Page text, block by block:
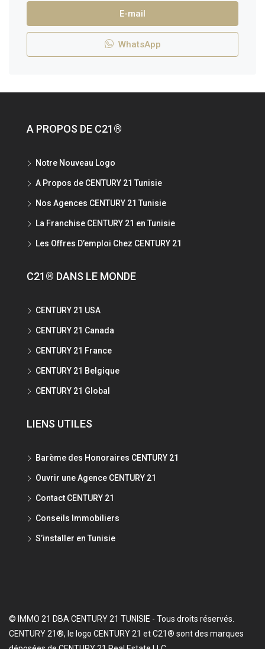
E-mail
WhatsApp
A PROPOS DE C21®
Notre Nouveau Logo
A Propos de CENTURY 21 Tunisie
Nos Agences CENTURY 21 Tunisie
La Franchise CENTURY 21 en Tunisie
Les Offres D’emploi Chez CENTURY 21
C21® DANS LE MONDE
CENTURY 21 USA
CENTURY 21 Canada
CENTURY 21 France
CENTURY 21 Belgique
CENTURY 21 Global
LIENS UTILES
Barème des Honoraires CENTURY 21
Ouvrir une Agence CENTURY 21
Contact CENTURY 21
Conseils Immobiliers
S’installer en Tunisie
© IMMO 21 DBA CENTURY 21 TUNISIE - Tous droits réservés.
CENTURY 21®, le logo CENTURY 21 et C21® sont des marques